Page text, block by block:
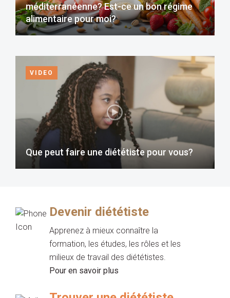
méditerranéenne? Est-ce un bon régime
alimentaire pour moi?
VIDEO
Que peut faire une diététiste pour vous?
Devenir diététiste
Apprenez à mieux connaître la
formation, les études, les rôles et les
milieux de travail des diététistes.
Pour en savoir plus